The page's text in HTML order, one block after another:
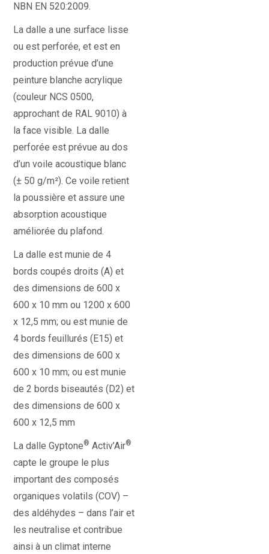
NBN EN 520:2009.
La dalle a une surface lisse
ou est perforée, et est en
production prévue d’une
peinture blanche acrylique
(couleur NCS 0500,
approchant de RAL 9010) à
la face visible. La dalle
perforée est prévue au dos
d’un voile acoustique blanc
(± 50 g/m²). Ce voile retient
la poussière et assure une
absorption acoustique
améliorée du plafond.
La dalle est munie de 4
bords coupés droits (A) et
des dimensions de 600 x
600 x 10 mm ou 1200 x 600
x 12,5 mm; ou est munie de
4 bords feuillurés (E15) et
des dimensions de 600 x
600 x 10 mm; ou est munie
de 2 bords biseautés (D2) et
des dimensions de 600 x
600 x 12,5 mm
La dalle Gyptone® Activ’Air®
capte le groupe le plus
important des composés
organiques volatils (COV) –
des aldéhydes – dans l’air et
les neutralise et contribue
ainsi à un climat interne